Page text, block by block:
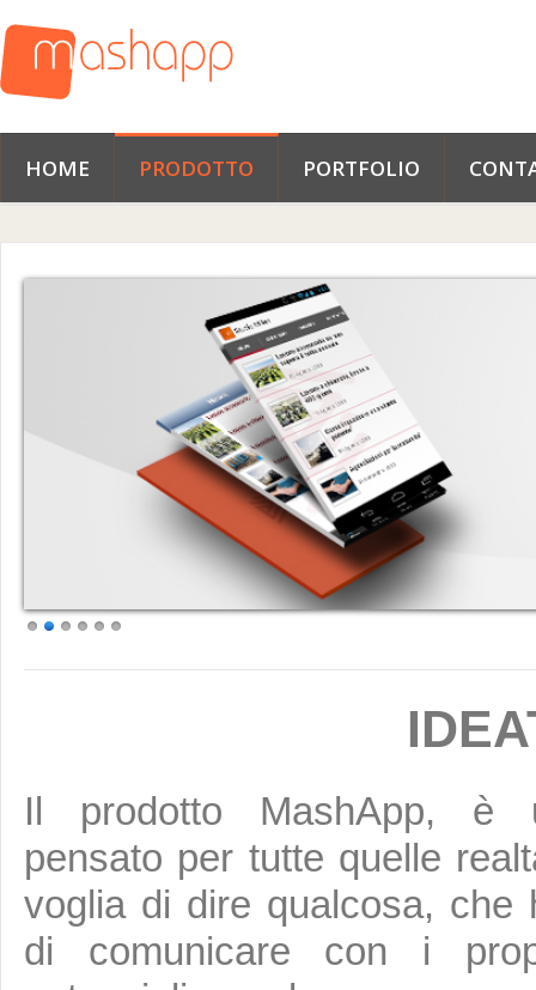
HOME PRODOTTO PORTFOLIO
Il prodotto MashApp, è
pensato per tutte quelle
voglia di dire qualcosa, che
di comunicare con i